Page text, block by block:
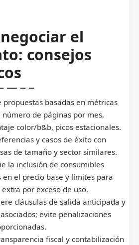
el
consejos
propuestas basadas en métricas
número de páginas por mes,
color/b&b, picos estacionales.
y casos de éxito con
de tamaño y sector similares.
la inclusión de consumibles
en el precio base y límites para
extra por exceso de uso.
cláusulas de salida anticipada y
evite penalizaciones
fiscal y contabilización